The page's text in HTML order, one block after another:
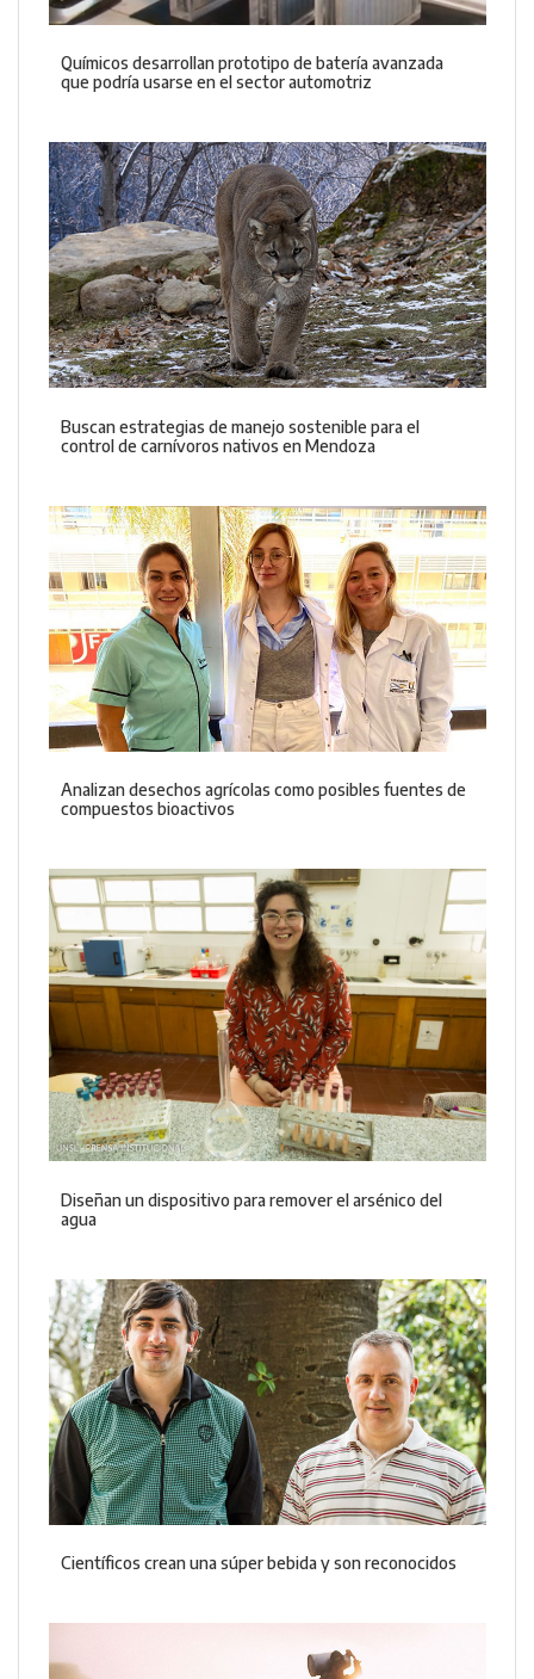
Químicos desarrollan prototipo de batería avanzada
que podría usarse en el sector automotriz
Buscan estrategias de manejo sostenible para el
control de carnívoros nativos en Mendoza
Analizan desechos agrícolas como posibles fuentes de
compuestos bioactivos
Diseñan un dispositivo para remover el arsénico del
agua
Científicos crean una súper bebida y son reconocidos